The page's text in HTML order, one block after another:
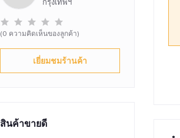
กรุงเทพฯ
(0 ความคิดเห็นของลูกค้า)
เยี่ยมชมร้านค้า
สินค้าขายดี